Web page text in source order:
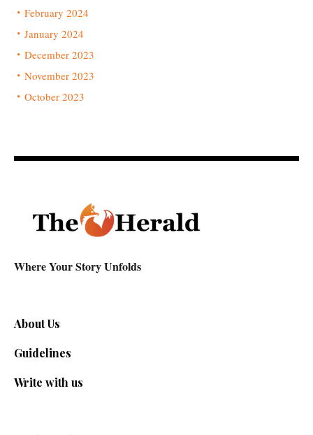
February 2024
January 2024
December 2023
November 2023
October 2023
Where Your Story Unfolds
About Us
Guidelines
Write with us